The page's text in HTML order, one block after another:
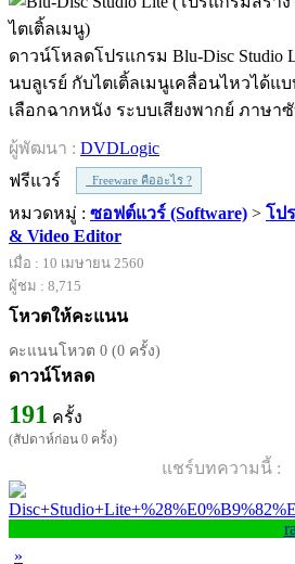
ดาวน์โหลดโปรแกรม Blu-Disc Studio
นบลูเรย์ กับไตเติ้ลเมนูเคลื่อนไหวได้แ
เลือกฉากหนัง ระบบเสียงพากย์ ภาษา
ผู้พัฒนา : DVDLogic
ฟรีแวร์
Freeware คืออะไร ?
หมวดหมู่ : ซอฟต์แวร์ (Software) > โป
& Video Editor
เมื่อ : 10 เมษายน 2560
ผู้ชม : 8,715
โหวตให้คะแนน
คะแนนโหวต 0 (0 ครั้ง)
ดาวน์โหลด
191 ครั้ง
(สัปดาห์ก่อน 0 ครั้ง)
แชร์บทความนี้ :
»